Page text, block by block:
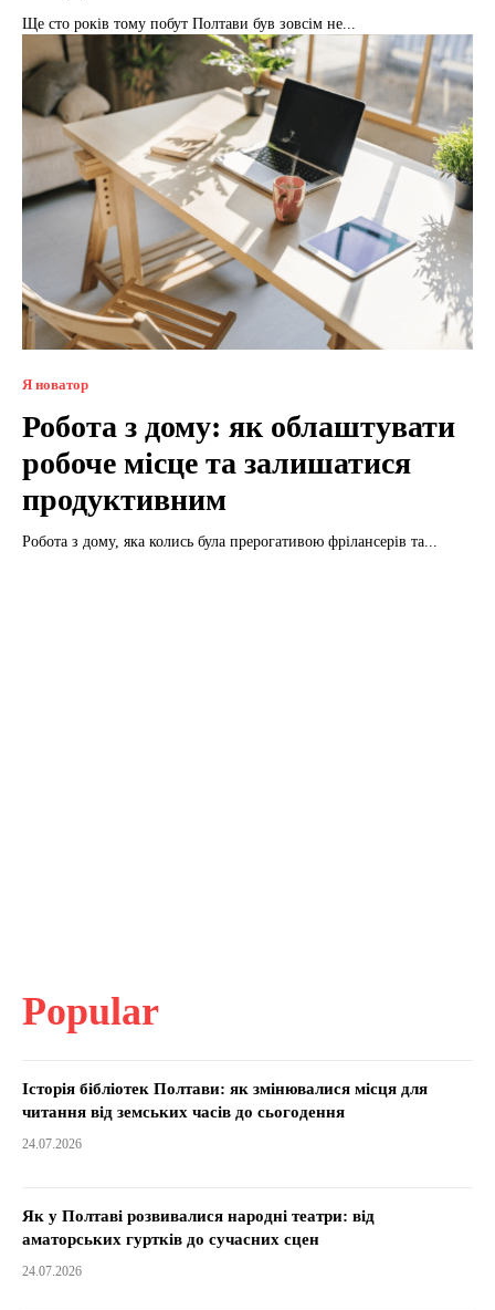
Ще сто років тому побут Полтави був зовсім не...
Я новатор
Робота з дому: як облаштувати
робоче місце та залишатися
продуктивним
Робота з дому, яка колись була прерогативою фрілансерів та...
Popular
Історія бібліотек Полтави: як змінювалися місця для
читання від земських часів до сьогодення
24.07.2026
Як у Полтаві розвивалися народні театри: від
аматорських гуртків до сучасних сцен
24.07.2026